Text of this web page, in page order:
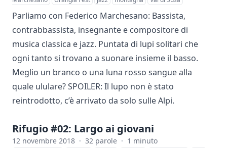
Parliamo con Federico Marchesano: Bassista,
contrabbassista, insegnante e compositore di
musica classica e jazz. Puntata di lupi solitari che
ogni tanto si trovano a suonare insieme il basso.
Meglio un branco o una luna rosso sangue alla
quale ululare? SPOILER: Il lupo non è stato
reintrodotto, c’è arrivato da solo sulle Alpi.
Rifugio #02: Largo ai giovani
12 novembre 2018 · 32 parole · 1 minuto